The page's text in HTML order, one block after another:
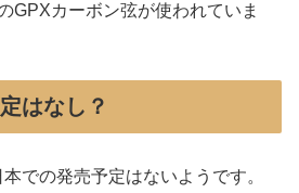
GPXカーボン弦が使われていま
はなし？
での発売予定はないようです。